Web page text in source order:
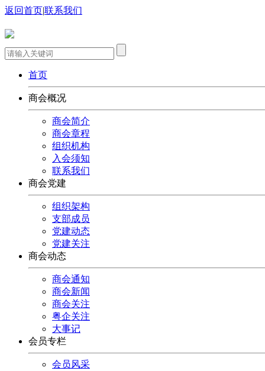
返回首页|联系我们
首页
商会概况
商会简介
商会章程
组织机构
入会须知
联系我们
商会党建
组织架构
支部成员
党建动态
党建关注
商会动态
商会通知
商会新闻
商会关注
粤企关注
大事记
会员专栏
会员风采